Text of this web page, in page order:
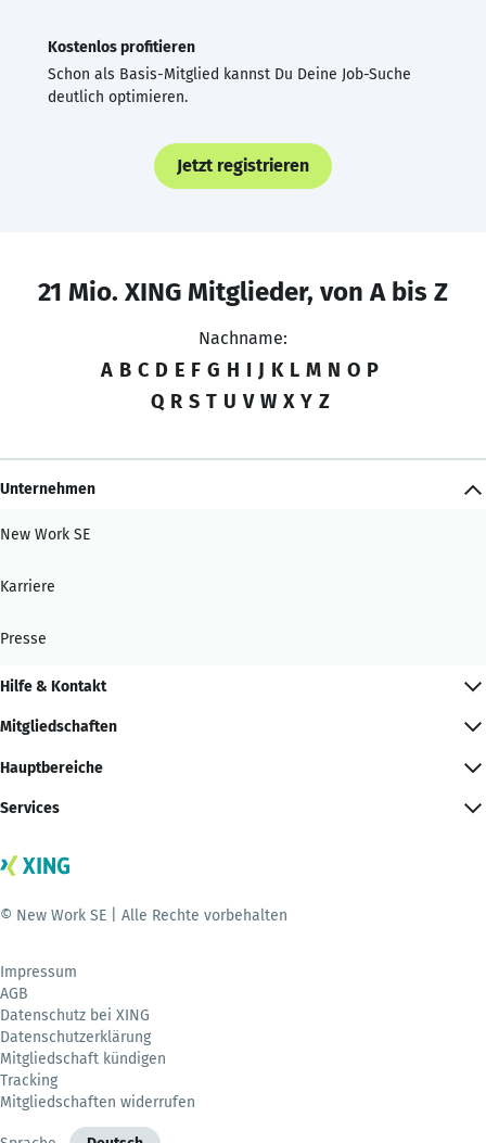
Kostenlos profitieren
Schon als Basis-Mitglied kannst Du Deine Job-Suche
deutlich optimieren.
Jetzt registrieren
21 Mio. XING Mitglieder, von A bis Z
Nachname:
A B C D E F G H I J K L M N O P
Q R S T U V W X Y Z
Unternehmen
New Work SE
Karriere
Presse
Hilfe & Kontakt
Mitgliedschaften
Hauptbereiche
Services
© New Work SE | Alle Rechte vorbehalten
Impressum
AGB
Datenschutz bei XING
Datenschutzerklärung
Mitgliedschaft kündigen
Tracking
Mitgliedschaften widerrufen